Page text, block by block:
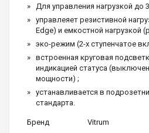
Для управления нагрузкой до
управлеяет резистивной
Edge) и емкостной нагрузкой
эко-режим (2-х ступенчатое
встроенная круговая
индикацией статуса
мощности) ;
устанавливается в
стандарта.
Бренд
Vitrum